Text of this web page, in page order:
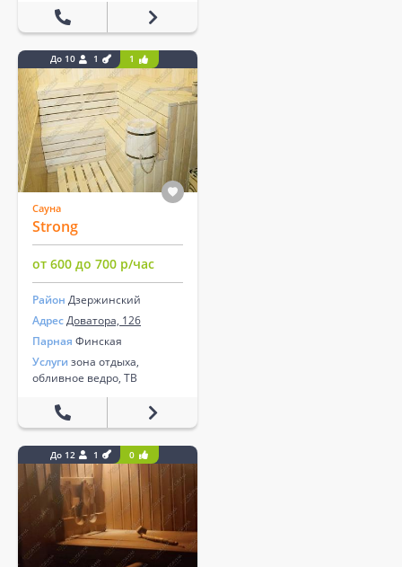
До 10 1 1
Сауна
Strong
от 600 до 700 р/час
Район Дзержинский
АдресДоватора, 126
Парная Финская
Услуги зона отдыха,
обливное ведро, ТВ
До 12 1 0